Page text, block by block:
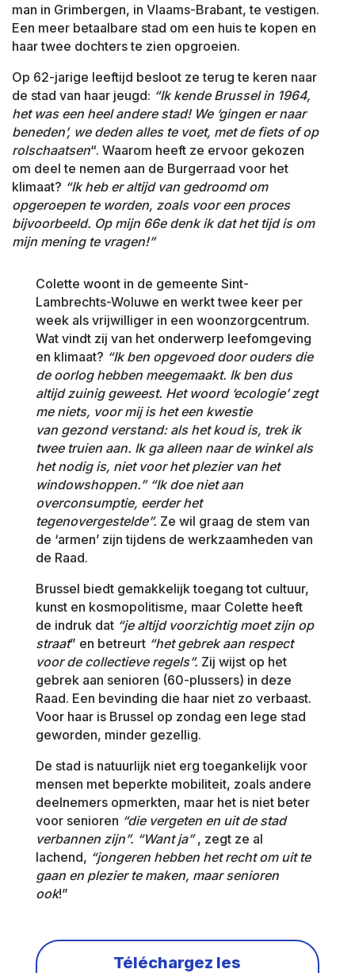
man in Grimbergen, in Vlaams-Brabant, te vestigen.
Een meer betaalbare stad om een huis te kopen en
haar twee dochters te zien opgroeien.
Op 62-jarige leeftijd besloot ze terug te keren naar
de stad van haar jeugd: “Ik kende Brussel in 1964,
het was een heel andere stad! We ‘gingen er naar
beneden’, we deden alles te voet, met de fiets of op
rolschaatsen“. Waarom heeft ze ervoor gekozen
om deel te nemen aan de Burgerraad voor het
klimaat? “Ik heb er altijd van gedroomd om
opgeroepen te worden, zoals voor een proces
bijvoorbeeld. Op mijn 66e denk ik dat het tijd is om
mijn mening te vragen!”
Colette woont in de gemeente Sint-
Lambrechts-Woluwe en werkt twee keer per
week als vrijwilliger in een woonzorgcentrum.
Wat vindt zij van het onderwerp leefomgeving
en klimaat? “Ik ben opgevoed door ouders die
de oorlog hebben meegemaakt. Ik ben dus
altijd zuinig geweest. Het woord ‘ecologie’ zegt
me niets, voor mij is het een kwestie
van gezond verstand: als het koud is, trek ik
twee truien aan. Ik ga alleen naar de winkel als
het nodig is, niet voor het plezier van het
windowshoppen.” “Ik doe niet aan
overconsumptie, eerder het
tegenovergestelde”. Ze wil graag de stem van
de ‘armen’ zijn tijdens de werkzaamheden van
de Raad.
Brussel biedt gemakkelijk toegang tot cultuur,
kunst en kosmopolitisme, maar Colette heeft
de indruk dat “je altijd voorzichtig moet zijn op
straat” en betreurt “het gebrek aan respect
voor de collectieve regels”. Zij wijst op het
gebrek aan senioren (60-plussers) in deze
Raad. Een bevinding die haar niet zo verbaast.
Voor haar is Brussel op zondag een lege stad
geworden, minder gezellig.
De stad is natuurlijk niet erg toegankelijk voor
mensen met beperkte mobiliteit, zoals andere
deelnemers opmerkten, maar het is niet beter
voor senioren “die vergeten en uit de stad
verbannen zijn”. “Want ja” , zegt ze al
lachend, “jongeren hebben het recht om uit te
gaan en plezier te maken, maar senioren
ook!”
Téléchargez les